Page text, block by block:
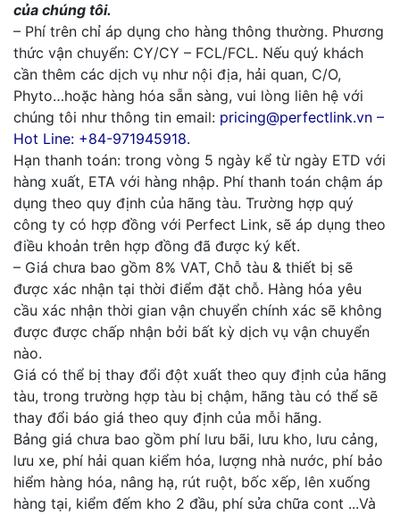
của chúng tôi.
– Phí trên chỉ áp dụng cho hàng thông thường. Phương
thức vận chuyển: CY/CY – FCL/FCL. Nếu quý khách
cần thêm các dịch vụ như nội địa, hải quan, C/O,
Phyto…hoặc hàng hóa sẵn sàng, vui lòng liên hệ với
chúng tôi như thông tin email: pricing@perfectlink.vn –
Hot Line: +84-971945918.
Hạn thanh toán: trong vòng 5 ngày kể từ ngày ETD với
hàng xuất, ETA với hàng nhập. Phí thanh toán chậm áp
dụng theo quy định của hãng tàu. Trường hợp quý
công ty có hợp đồng với Perfect Link, sẽ áp dụng theo
điều khoản trên hợp đồng đã được ký kết.
– Giá chưa bao gồm 8% VAT, Chỗ tàu & thiết bị sẽ
được xác nhận tại thời điểm đặt chỗ. Hàng hóa yêu
cầu xác nhận thời gian vận chuyển chính xác sẽ không
được được chấp nhận bởi bất kỳ dịch vụ vận chuyển
nào.
Giá có thể bị thay đổi đột xuất theo quy định của hãng
tàu, trong trường hợp tàu bị chậm, hãng tàu có thể sẽ
thay đổi báo giá theo quy định của mỗi hãng.
Bảng giá chưa bao gồm phí lưu bãi, lưu kho, lưu cảng,
lưu xe, phí hải quan kiểm hóa, lượng nhà nước, phí bảo
hiểm hàng hóa, nâng hạ, rút ruột, bốc xếp, lên xuống
hàng tại, kiểm đếm kho 2 đầu, phí sửa chữa cont ...Và